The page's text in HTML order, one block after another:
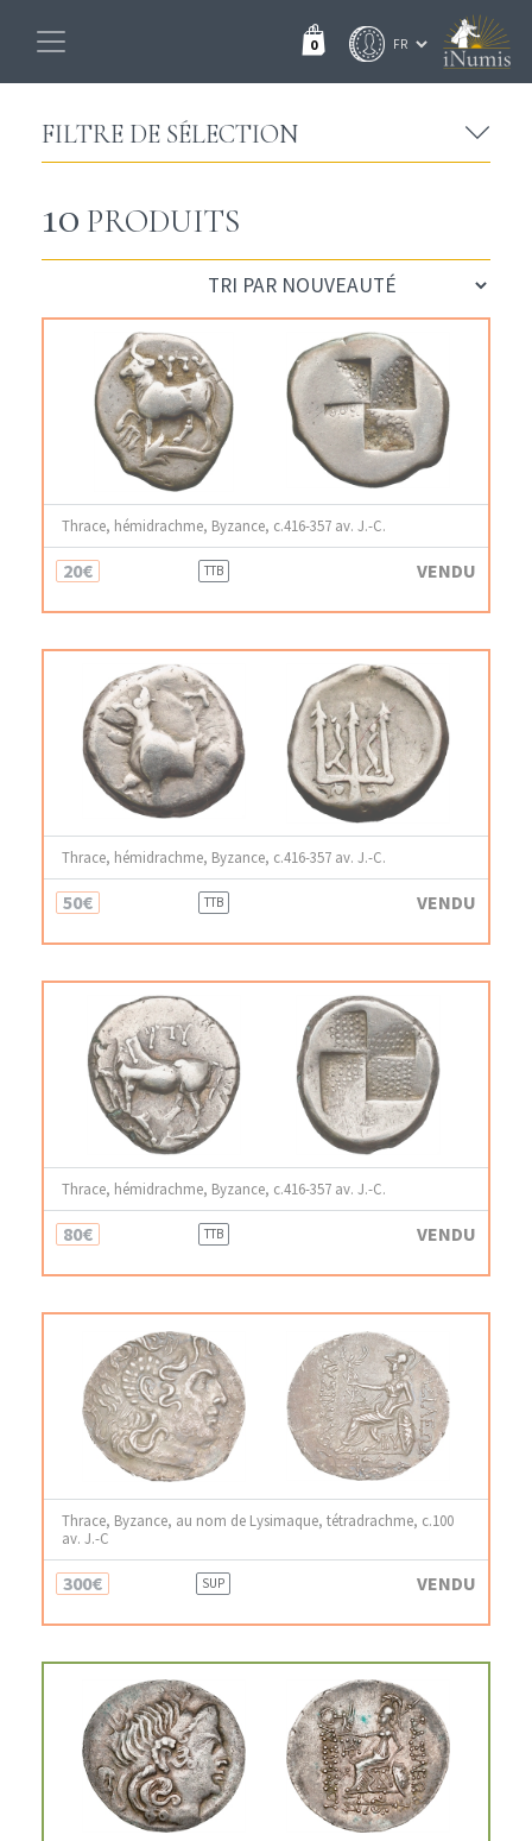
0
FILTRE DE SÉLECTION
10 PRODUITS
Thrace, hémidrachme, Byzance, c.416-357 av. J.-C.
20€ TTB VENDU
Thrace, hémidrachme, Byzance, c.416-357 av. J.-C.
50€ TTB VENDU
Thrace, hémidrachme, Byzance, c.416-357 av. J.-C.
80€ TTB VENDU
Thrace, Byzance, au nom de Lysimaque, tétradrachme, c.100
av. J.-C
300€ SUP VENDU